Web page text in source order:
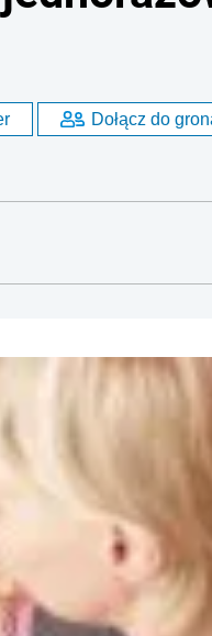
Dołącz do